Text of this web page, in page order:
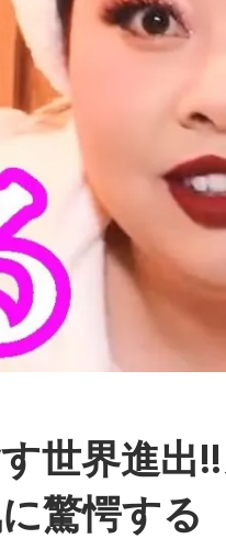
世界進出
驚愕する